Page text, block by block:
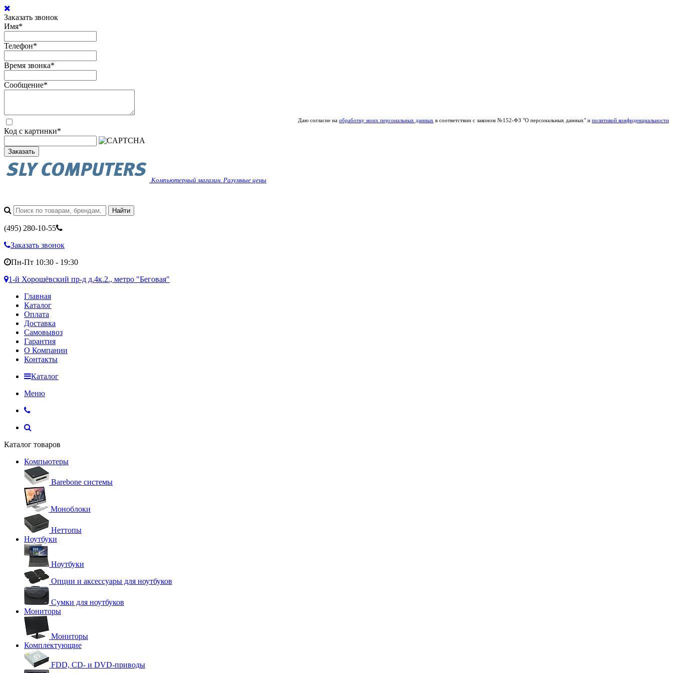
Заказать звонок
Имя*
Телефон*
Время звонка*
Сообщение*
Даю согласие на обработку моих персональных данных в соответствии с законом №152-ФЗ "О персональных данных" и политикой конфиденциальности
Код с картинки*
Заказать
Компьютерный магазин. Разумные цены
(495) 280-10-55
Заказать звонок
Пн-Пт 10:30 - 19:30
1-й Хорошёвский пр-д д.4к.2., метро "Беговая"
Главная
Каталог
Оплата
Доставка
Самовывоз
Гарантия
О Компании
Контакты
Каталог
Меню
Каталог товаров
Компьютеры
Barebone системы
Моноблоки
Неттопы
Ноутбуки
Ноутбуки
Опции и аксессуары для ноутбуков
Сумки для ноутбуков
Мониторы
Мониторы
Комплектующие
FDD, CD- и DVD-приводы